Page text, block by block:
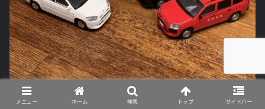
前回のTOYOTA PROBOXはこんな感じでした。カプセ
メニュー ホーム 検索 トップ サイドバー